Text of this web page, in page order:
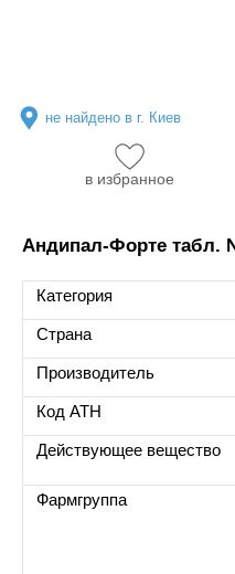
не найдено в г. Киев
в избранное
Андипал-Форте табл.
Категория
Страна
Производитель
Код ATH
Действующее вещество
Фармгруппа